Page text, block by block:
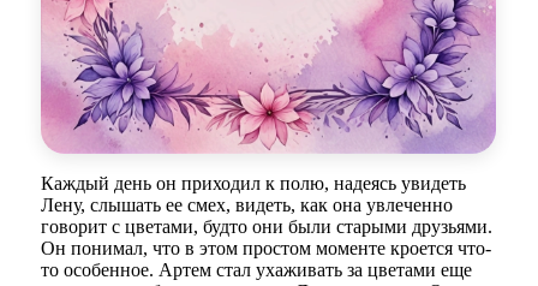
Каждый день он приходил к полю, надеясь увидеть
Лену, слышать ее смех, видеть, как она увлеченно
говорит с цветами, будто они были старыми друзьями.
Он понимал, что в этом простом моменте кроется что-
то особенное. Артем стал ухаживать за цветами еще